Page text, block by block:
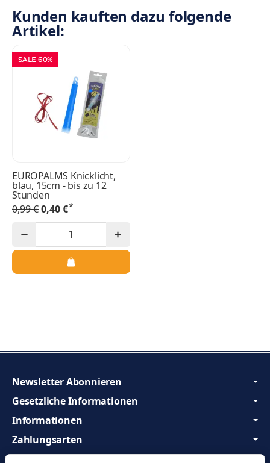
Kunden kauften dazu folgende
Artikel:
SALE 60%
EUROPALMS Knicklicht,
blau, 15cm - bis zu 12
Stunden
0,99 €0,40 €*
Gesetzliche Informationen
Informationen
Zahlungsarten
Wir sind Profis und beraten Sie gerne!
Newsletter Abonnieren